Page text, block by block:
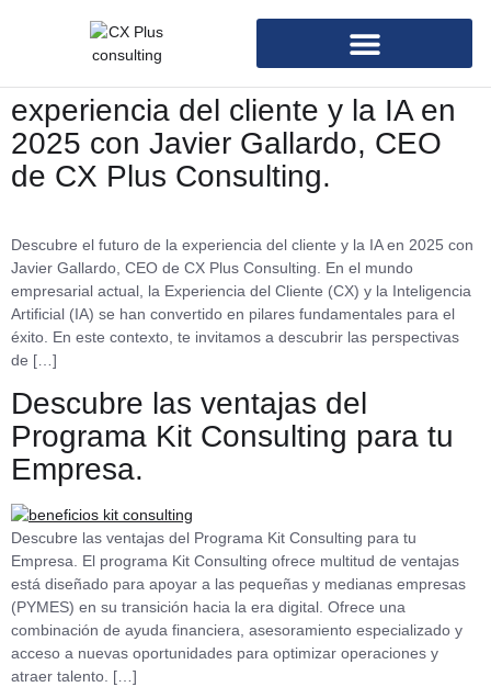
Autor:Javier Jiménez Zarza
Descubre el futuro de la
experiencia del cliente y la IA en
2025 con Javier Gallardo, CEO
de CX Plus Consulting.
Descubre el futuro de la experiencia del cliente y la IA en 2025 con
Javier Gallardo, CEO de CX Plus Consulting. En el mundo
empresarial actual, la Experiencia del Cliente (CX) y la Inteligencia
Artificial (IA) se han convertido en pilares fundamentales para el
éxito. En este contexto, te invitamos a descubrir las perspectivas
de […]
Descubre las ventajas del
Programa Kit Consulting para tu
Empresa.
Descubre las ventajas del Programa Kit Consulting para tu
Empresa. El programa Kit Consulting ofrece multitud de ventajas
está diseñado para apoyar a las pequeñas y medianas empresas
(PYMES) en su transición hacia la era digital. Ofrece una
combinación de ayuda financiera, asesoramiento especializado y
acceso a nuevas oportunidades para optimizar operaciones y
atraer talento. […]